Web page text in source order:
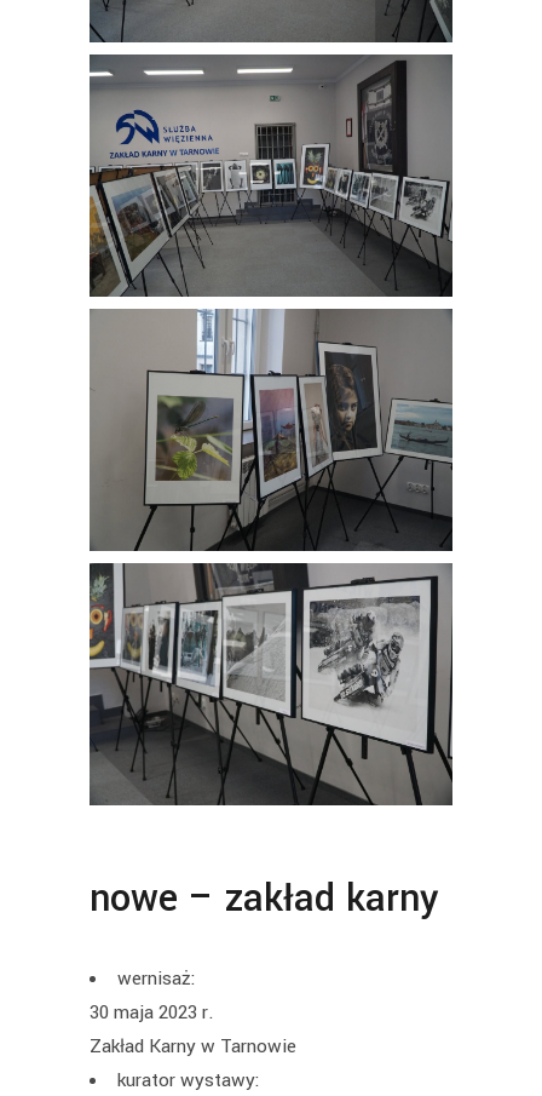
nowe – zakład karny
wernisaż:
30 maja 2023 r.
Zakład Karny w Tarnowie
kurator wystawy: